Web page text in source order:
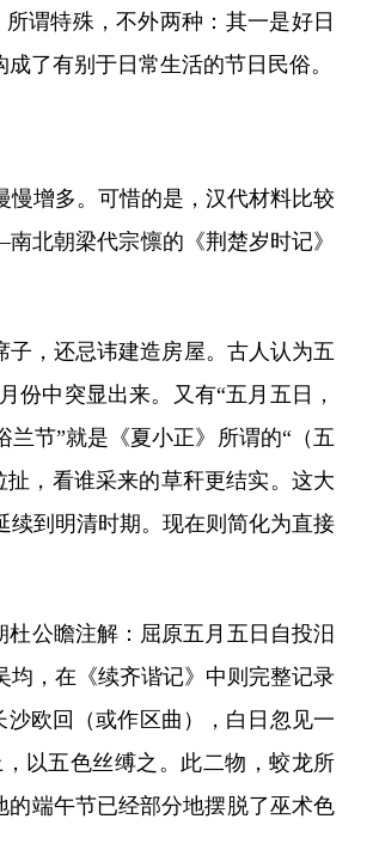
谓特殊，不外两种：其一是好日
了有别于日常生活的节日民俗。
增多。可惜的是，汉代材料比较
北朝梁代宗懔的《荆楚岁时记》
，还忌讳建造房屋。古人认为五
份中突显出来。又有“五月五日，
节”就是《夏小正》所谓的“（五
，看谁采来的草秆更结实。这大
到明清时期。现在则简化为直接
公瞻注解：屈原五月五日自投汨
均，在《续齐谐记》中则完整记录
欧回（或作区曲），白日忽见一
以五色丝缚之。此二物，蛟龙所
的端午节已经部分地摆脱了巫术色